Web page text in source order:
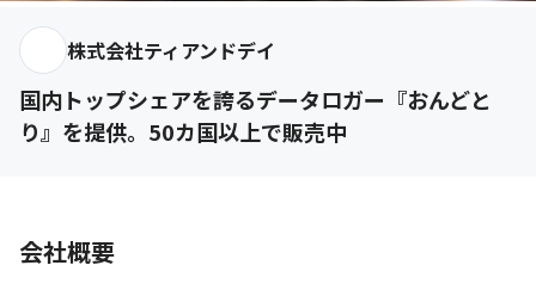
株式会社ティアンドデイ
国内トップシェアを誇るデータロガー『おんどと
り』を提供。50カ国以上で販売中
会社概要